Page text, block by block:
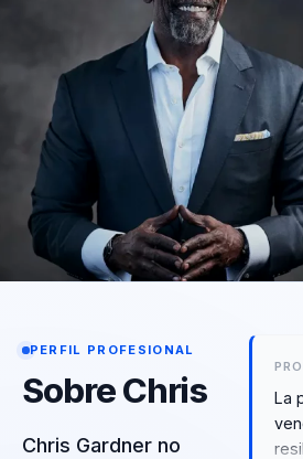
PERFIL PROFESIONAL
Sobre Chris
Chris Gardner no
La